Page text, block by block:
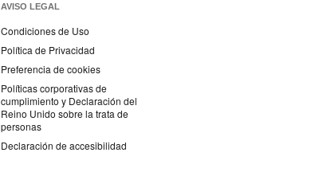
AVISO LEGAL
Condiciones de Uso
Política de Privacidad
Preferencia de cookies
Políticas corporativas de
cumplimiento y Declaración del
Reino Unido sobre la trata de
personas
Declaración de accesibilidad